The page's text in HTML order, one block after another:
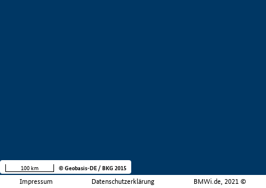
Impressum Datenschutzerklärung BMWi.de, 2021 ©
100 km © Geobasis-DE / BKG 2015